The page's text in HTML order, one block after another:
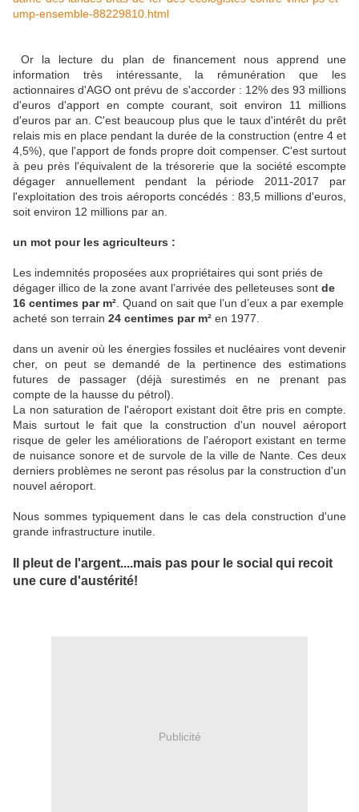
ump-ensemble-88229810.html
Or la lecture du plan de financement nous apprend une
information très intéressante, la rémunération que les
actionnaires d'AGO ont prévu de s'accorder : 12% des 93 millions
d'euros d'apport en compte courant, soit environ 11 millions
d'euros par an. C'est beaucoup plus que le taux d'intérêt du prêt
relais mis en place pendant la durée de la construction (entre 4 et
4,5%), que l'apport de fonds propre doit compenser. C'est surtout
à peu près l'équivalent de la trésorerie que la société escompte
dégager annuellement pendant la période 2011-2017 par
l'exploitation des trois aéroports concédés : 83,5 millions d'euros,
soit environ 12 millions par an.
un mot pour les agriculteurs :
Les indemnités proposées aux propriétaires qui sont priés de
dégager illico de la zone avant l’arrivée des pelleteuses sont de
16 centimes par m² . Quand on sait que l’un d’eux a par exemple
acheté son terrain 24 centimes par m² en 1977.
dans un avenir où les énergies fossiles et nucléaires vont devenir
cher, on peut se demandé de la pertinence des estimations
futures de passager (déjà surestimés en ne prenant pas
compte de la hausse du pétrol).
La non saturation de l'aéroport existant doit être pris en compte.
Mais surtout le fait que la construction d'un nouvel aéroport
risque de geler les améliorations de l'aéroport existant en terme
de nuisance sonore et de survole de la ville de Nante. Ces deux
derniers problèmes ne seront pas résolus par la construction d'un
nouvel aéroport.
Nous sommes typiquement dans le cas dela construction d'une
grande infrastructure inutile.
Il pleut de l'argent....mais pas pour le social qui recoit
une cure d'austérité!
Publicité